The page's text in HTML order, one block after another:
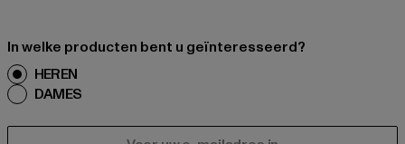
In welke producten bent u geïnteresseerd?
HEREN
DAMES